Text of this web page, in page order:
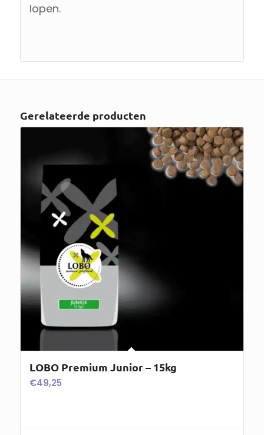
lopen.
Gerelateerde producten
LOBO Premium Junior – 15kg
€49,25